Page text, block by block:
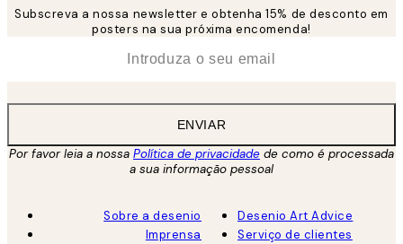
Subscreva a nossa newsletter e obtenha 15% de desconto em
posters na sua próxima encomenda!
ENVIAR
Por favor leia a nossa Política de privacidade de como é processada
a sua informação pessoal
Sobre a desenio
Imprensa
Desenio Art Advice
Serviço de clientes